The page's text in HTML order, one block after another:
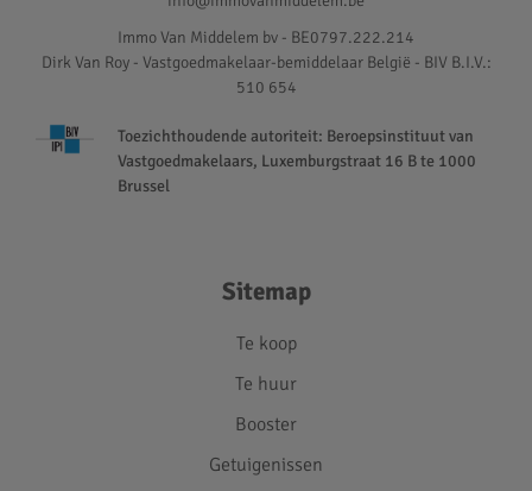
Immo Van Middelem bv - BE0797.222.214
Dirk Van Roy - Vastgoedmakelaar-bemiddelaar België - BIV B.I.V.:
510 654
Toezichthoudende autoriteit: Beroepsinstituut van
Vastgoedmakelaars, Luxemburgstraat 16 B te 1000
Brussel
Sitemap
Te koop
Te huur
Booster
Getuigenissen